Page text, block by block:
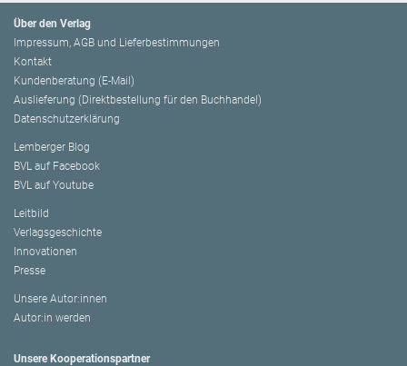
Über den Verlag
Impressum, AGB und Lieferbestimmungen
Kontakt
Kundenberatung (E-Mail)
Auslieferung (Direktbestellung für den Buchhandel)
Datenschutzerklärung
Lemberger Blog
BVL auf Facebook
BVL auf Youtube
Leitbild
Verlagsgeschichte
Innovationen
Presse
Unsere Autor:innen
Autor:in werden
Unsere Kooperationspartner